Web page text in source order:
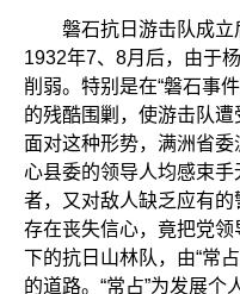
磐石抗日游击队成立
1932年7、8月后，由于
削弱。特别是在“磐石事
的残酷围剿，使游击队遭
面对这种形势，满洲省
心县委的领导人均感束
者，又对敌人缺乏应有
存在丧失信心，竟把党领
下的抗日山林队，由“常
的道路。“常占”为发展